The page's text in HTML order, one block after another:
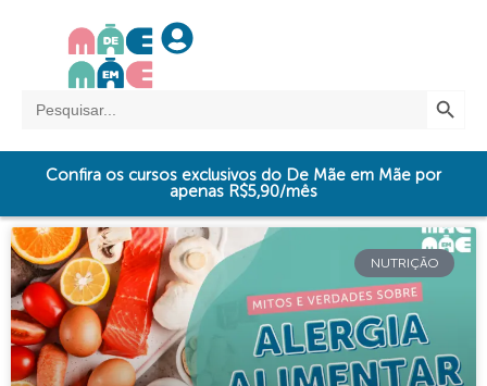
for:
Confira os cursos exclusivos do De Mãe em Mãe por
apenas R$5,90/mês
NUTRIÇÃO